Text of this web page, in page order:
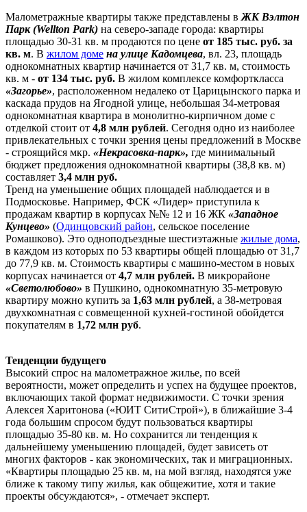
Малометражные квартиры также представлены в ЖК Вэлтон
Парк (Wellton Park) на северо-западе города: квартиры
площадью 30-31 кв. м продаются по цене от 185 тыс. руб. за
кв. м. В жилом доме на улице Кадомцева, вл. 23, площадь
однокомнатных квартир начинается от 31,7 кв. м, стоимость
кв. м - от 134 тыс. руб. В жилом комплексе комфорткласса
«Загорье», расположенном недалеко от Царицынского парка и
каскада прудов на Ягодной улице, небольшая 34-метровая
однокомнатная квартира в монолитно-кирпичном доме с
отделкой стоит от 4,8 млн рублей. Сегодня одно из наиболее
привлекательных с точки зрения цены предложений в Москве
- строящийся мкр. «Некрасовка-парк», где минимальный
бюджет предложения однокомнатной квартиры (38,8 кв. м)
составляет 3,4 млн руб.
Тренд на уменьшение общих площадей наблюдается и в
Подмосковье. Например, ФСК «Лидер» приступила к
продажам квартир в корпусах №№ 12 и 16 ЖК «Западное
Кунцево» (Одинцовский район, сельское поселение
Ромашково). Это одноподъездные шестиэтажные жилые дома,
в каждом из которых по 53 квартиры общей площадью от 31,7
до 77,9 кв. м. Стоимость квартиры с машино-местом в новых
корпусах начинается от 4,7 млн рублей. В микрорайоне
«Светолюбово» в Пушкино, однокомнатную 35-метровую
квартиру можно купить за 1,63 млн рублей, а 38-метровая
двухкомнатная с совмещенной кухней-гостиной обойдется
покупателям в 1,72 млн руб.
Тенденции будущего
Высокий спрос на малометражное жилье, по всей
вероятности, может определить и успех на будущее проектов,
включающих такой формат недвижимости. С точки зрения
Алексея Харитонова («ЮИТ СитиСтрой»), в ближайшие 3-4
года большим спросом будут пользоваться квартиры
площадью 35-80 кв. м. Но сохранится ли тенденция к
дальнейшему уменьшению площадей, будет зависеть от
многих факторов - как экономических, так и миграционных.
«Квартиры площадью 25 кв. м, на мой взгляд, находятся уже
ближе к такому типу жилья, как общежитие, хотя и такие
проекты обсуждаются», - отмечает эксперт.